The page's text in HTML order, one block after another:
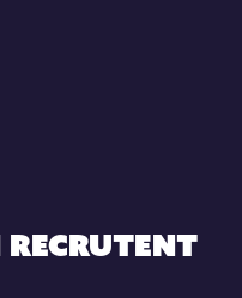
recrutent